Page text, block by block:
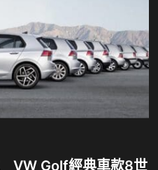
VW Golf經典車款8世